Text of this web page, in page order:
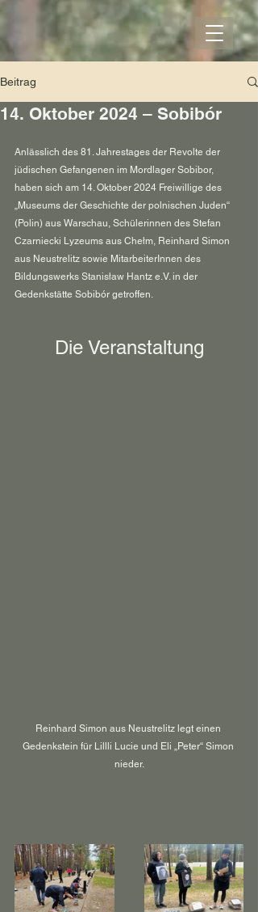
Beitrag
14. Oktober 2024 – Sobibór
Anlässlich des 81. Jahrestages der Revolte der
jüdischen Gefangenen im Mordlager Sobibor,
haben sich am 14. Oktober 2024 Freiwillige des
„Museums der Geschichte der polnischen Juden“
(Polin) aus Warschau, Schülerinnen des Stefan
Czarniecki Lyzeums aus Chełm, Reinhard Simon
aus Neustrelitz sowie MitarbeiterInnen des
Bildungswerks Stanisław Hantz e.V. in der
Gedenkstätte Sobibór getroffen.
Die Veranstaltung
Reinhard Simon aus Neustrelitz legt einen
Gedenkstein für Lillli Lucie und Eli „Peter“ Simon
nieder.